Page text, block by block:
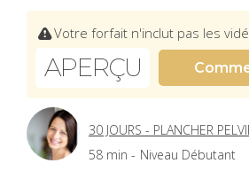
Votre forfait n'inclut pas les
APERÇU
30 JOURS - PLANCHER
58 min - Niveau Débutant